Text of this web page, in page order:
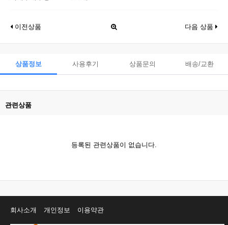
이전상품 다음 상품
상품정보 사용후기 상품문의 배송/교환
관련상품
등록된 관련상품이 없습니다.
회사소개 개인정보 이용약관